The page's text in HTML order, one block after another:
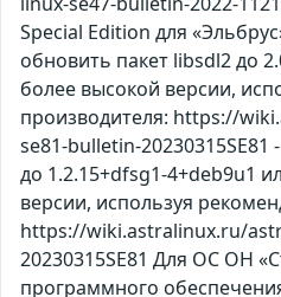
Special Edition для
обновить пакет libsdl2 до
более высокой версии,
производителя: https://
se81-bulletin-
до 1.2.15+dfsg1-4+deb9u1
версии, используя
https://wiki.astralinux.ru/
20230315SE81 Для ОС ОН
программного